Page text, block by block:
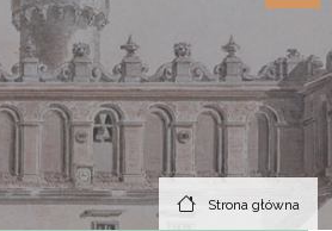
Strona główna